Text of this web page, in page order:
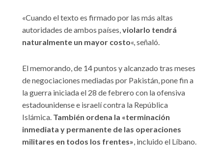
«Cuando el texto es firmado por las más altas
autoridades de ambos países,violarlo tendrá
naturalmente un mayor costo«, señaló.
El memorando, de 14 puntos y alcanzado tras meses
de negociaciones mediadas por Pakistán, pone fin a
la guerra iniciada el 28 de febrero con la ofensiva
estadounidense e israelí contra la República
Islámica. También ordena la «terminación
inmediata y permanente de las operaciones
militares en todos los frentes», incluido el Líbano.